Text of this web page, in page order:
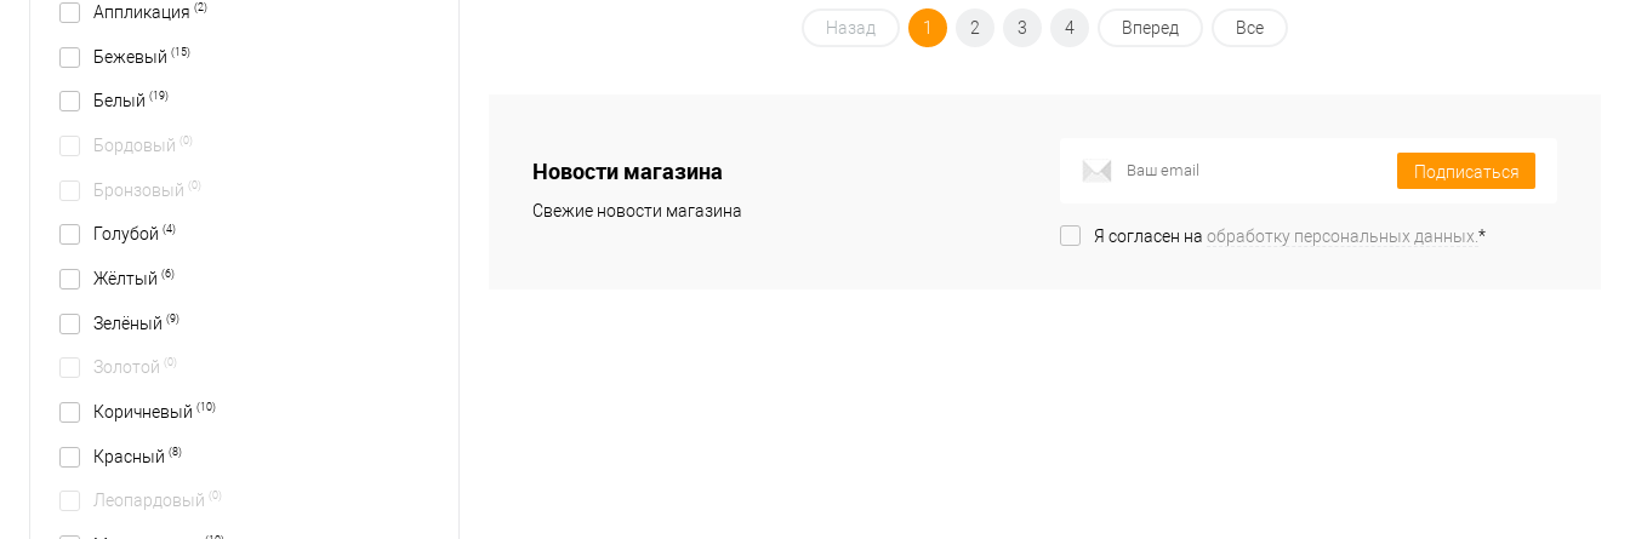
Аппликация (2)
Бежевый (15)
Белый (19)
Бордовый (0)
Бронзовый (0)
Голубой (4)
Жёлтый (6)
Зелёный (9)
Золотой (0)
Коричневый (10)
Красный (8)
Леопардовый (0)
Назад 1 2 3 4 Вперед Все
Новости магазина
Свежие новости магазина
Подписаться
Я согласен на обработку персональных данных.*